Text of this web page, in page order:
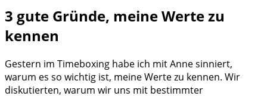
3 gute Gründe, meine Werte zu
kennen
Gestern im Timeboxing habe ich mit Anne sinniert,
warum es so wichtig ist, meine Werte zu kennen. Wir
diskutierten, warum wir uns mit bestimmter